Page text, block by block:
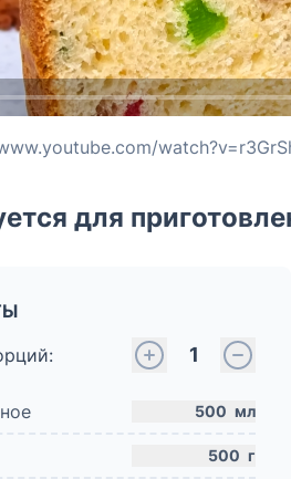
для
1
500 мл
500 г